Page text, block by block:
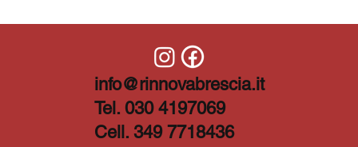
info@rinnovabrescia.it
Tel. 030 4197069
Cell. 349 7718436